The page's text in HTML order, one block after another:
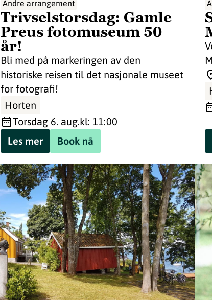
Andre arrangement
Trivselstorsdag: Gamle
Preus fotomuseum 50
år!
Bli med på markeringen av den
historiske reisen til det nasjonale museet
for fotografi!
Horten
torsdag 6. aug.kl: 11:00
Book nå
Les mer